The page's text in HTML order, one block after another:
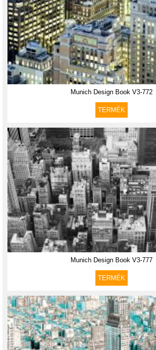
Munich Design Book V3-772
TERMÉK
Munich Design Book V3-777
TERMÉK